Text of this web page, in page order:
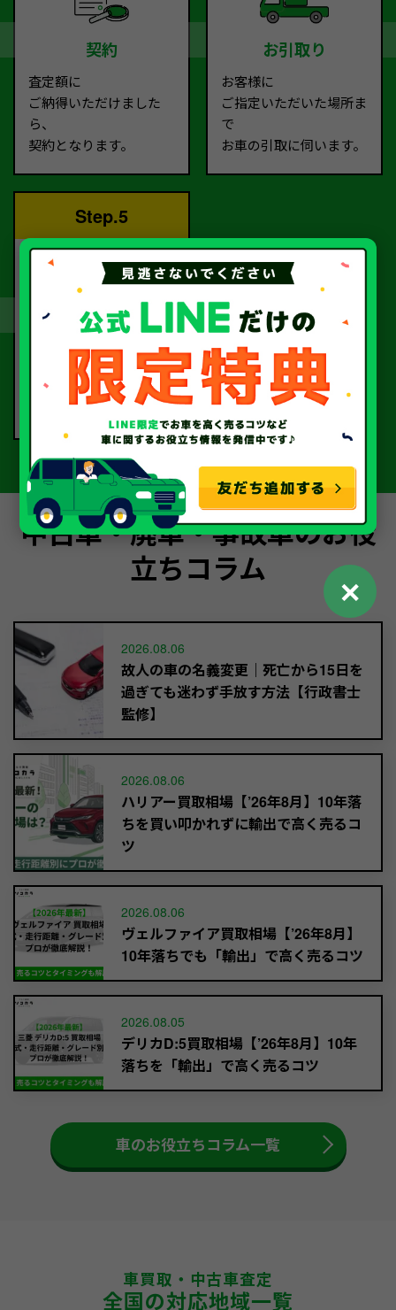
契約
査定額に
ご納得いただけました
ら、
契約となります。
お引取り
お客様に
ご指定いただいた場所ま
で
お車の引取に伺います。
Step.5
完了！
書類手続きを経て、
当社から指定口座へ
お振込いたします。
中古車・廃車・事故車のお役
立ちコラム
2026.08.06
故人の車の名義変更｜死亡から15日を
過ぎても迷わず手放す方法【行政書士
監修】
2026.08.06
ハリアー買取相場【’26年8月】10年落
ちを買い叩かれずに輸出で高く売るコ
ツ
2026.08.06
ヴェルファイア買取相場【’26年8月】
10年落ちでも「輸出」で高く売るコツ
2026.08.05
デリカD:5買取相場【’26年8月】10年
落ちを「輸出」で高く売るコツ
車のお役立ちコラム一覧
車買取・中古車査定
全国の対応地域一覧
✕